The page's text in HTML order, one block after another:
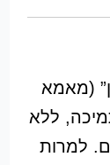
(מאמא
ללא
למרות